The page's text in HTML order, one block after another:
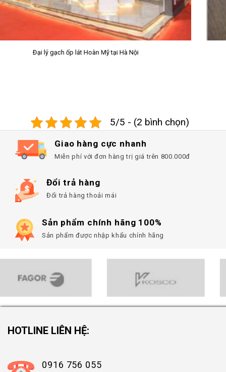
Sàn nhựa giả gỗ SPC Prime
5/5 - (2 bình chọn)
Giao hàng cực nhanh
Miễn phí với đơn hàng trị giá trên 800.000đ
Đổi trả hàng
Đổi trả hàng thoải mái
Sản phẩm chính hãng 100%
Sản phẩm được nhập khẩu chính hãng
HOTLINE LIÊN HỆ:
0916 756 055